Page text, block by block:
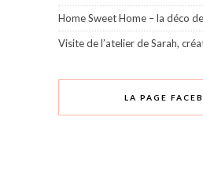
Home Sweet Home – la déco
Visite de l’atelier de Sarah,
LA PAGE